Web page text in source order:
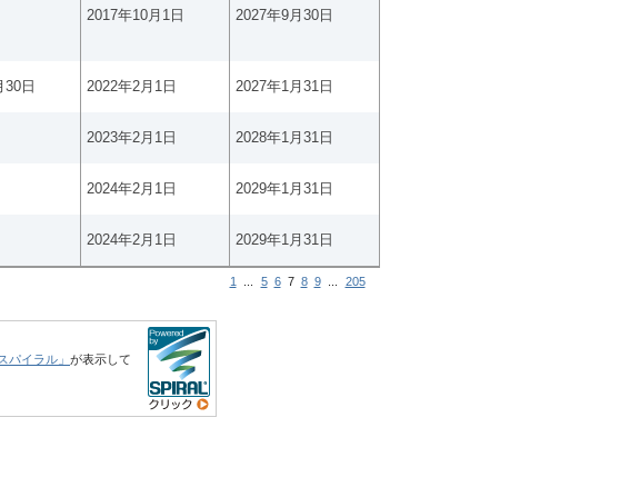
2017年10月1日 2027年9月30日
30日 2022年2月1日 2027年1月31日
2023年2月1日 2028年1月31日
2024年2月1日 2029年1月31日
2024年2月1日 2029年1月31日
1 5 6 7 8 9 205
パイラル」 が表示して